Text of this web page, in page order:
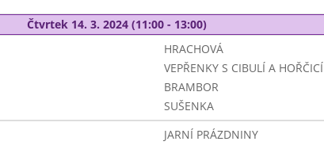
Čtvrtek 14. 3. 2024 (11:00 - 13:00)
HRACHOVÁ
VEPŘENKY S CIBULÍ A HOŘČICÍ
BRAMBOR
SUŠENKA
JARNÍ PRÁZDNINY